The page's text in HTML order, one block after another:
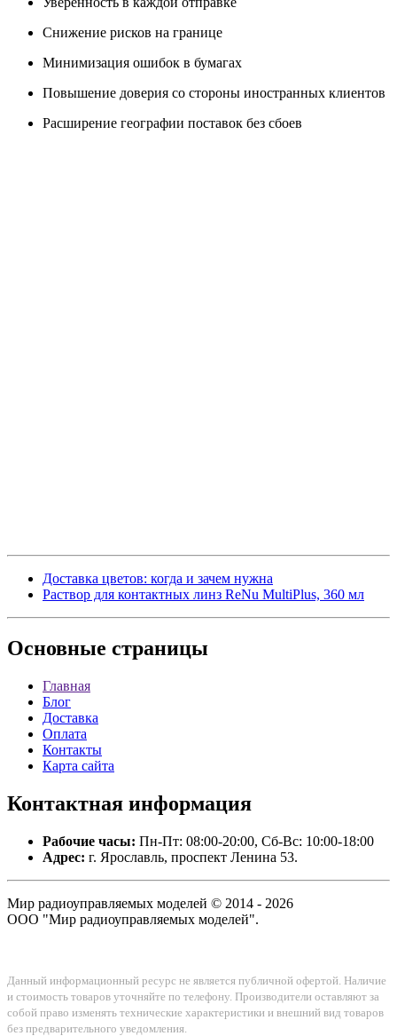
Снижение рисков на границе
Минимизация ошибок в бумагах
Повышение доверия со стороны иностранных клиентов
Расширение географии поставок без сбоев
Доставка цветов: когда и зачем нужна
Раствор для контактных линз ReNu MultiPlus, 360 мл
Основные страницы
Главная
Блог
Доставка
Оплата
Контакты
Карта сайта
Контактная информация
Рабочие часы: Пн-Пт: 08:00-20:00, Сб-Вс: 10:00-18:00
Адрес: г. Ярославль, проспект Ленина 53.
Мир радиоуправляемых моделей © 2014 - 2026
ООО "Мир радиоуправляемых моделей".
Данный информационный ресурс не является публичной офертой. Наличие
и стоимость товаров уточняйте по телефону. Производители оставляют за
собой право изменять технические характеристики и внешний вид товаров
без предварительного уведомления.